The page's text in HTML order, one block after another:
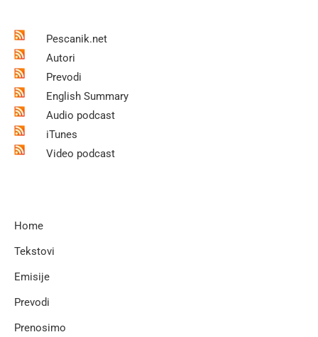
Pescanik.net
Autori
Prevodi
English Summary
Audio podcast
iTunes
Video podcast
Home
Tekstovi
Emisije
Prevodi
Prenosimo